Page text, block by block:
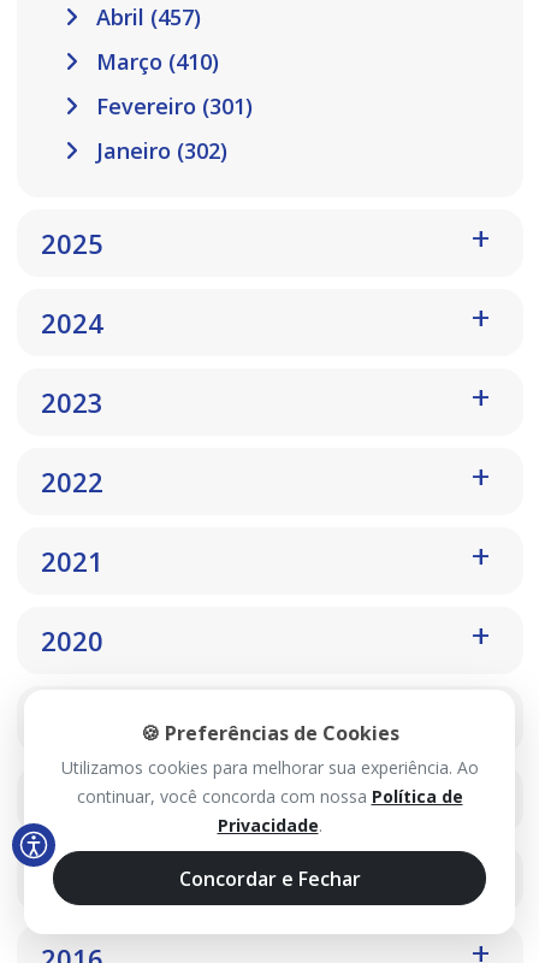
Abril (457)
Março (410)
Fevereiro (301)
Janeiro (302)
2025
2024
2023
2022
2021
2020
2018
2017
🍪 Preferências de Cookies
Utilizamos cookies para melhorar sua experiência. Ao
continuar, você concorda com nossa Política de
Privacidade.
Concordar e Fechar